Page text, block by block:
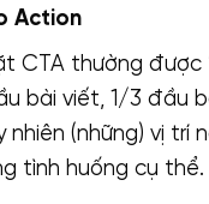
Action
CTA thường được
bài viết, 1/3 đầu
nhiên (những) vị trí
tình huống cụ thể.